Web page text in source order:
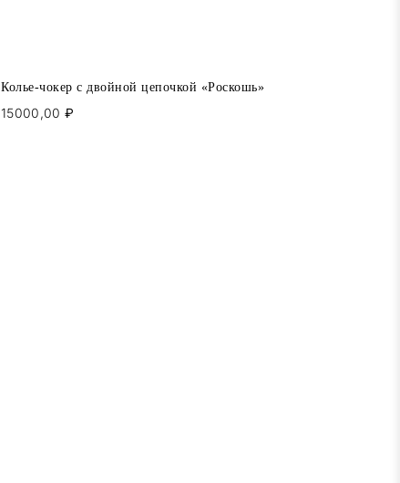
Колье-чокер с двойной цепочкой «Роскошь»
15000,00 ₽